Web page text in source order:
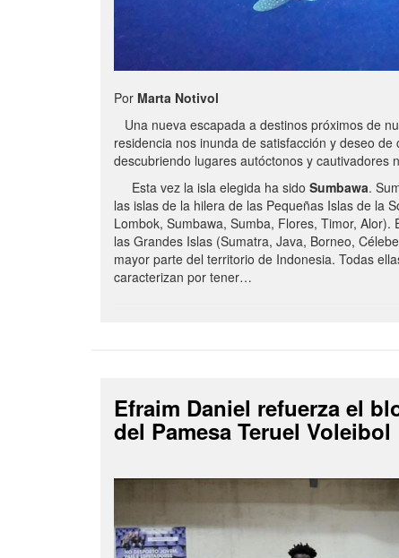
Por Marta Notivol
Una nueva escapada a destinos próximos de
residencia nos inunda de satisfacción y deseo de
descubriendo lugares autóctonos y cautivadores
Esta vez la isla elegida ha sido Sumbawa.
las islas de la hilera de las Pequeñas Islas de la
Lombok, Sumbawa, Sumba, Flores, Timor, Alor).
las Grandes Islas (Sumatra, Java, Borneo,
mayor parte del territorio de Indonesia. Todas
caracterizan por tener…
Efraim Daniel refuerza el
del Pamesa Teruel Voleibol